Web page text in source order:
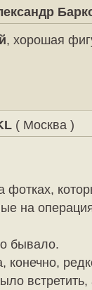
, хорошая
( Москва )
на
бывало.
конечно,